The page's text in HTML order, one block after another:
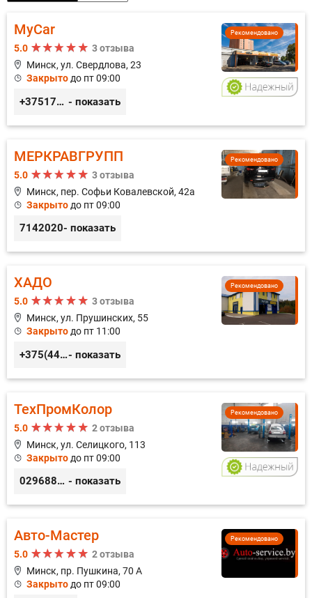
Рекомендовано
MyCar
5.0
3 отзыва
Минск, ул. Свердлова, 23
Закрыто до пт 09:00
+375173212443 - показать
Рекомендовано
МЕРКРАВГРУПП
5.0
3 отзыва
Минск, пер. Софьи Ковалевской, 42а
Закрыто до пт 09:00
7142020- показать
Рекомендовано
ХАДО
5.0
3 отзыва
Минск, ул. Прушинских, 55
Закрыто до пт 11:00
+375(44) 559-27-77- показать
Рекомендовано
ТехПромКолор
5.0
2 отзыва
Минск, ул. Селицкого, 113
Закрыто до пт 09:00
0296889898 - показать
Рекомендовано
Авто-Мастер
5.0
2 отзыва
Минск, пр. Пушкина, 70 А
Закрыто до пт 09:00